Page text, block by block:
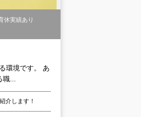
休実績あり
環境です。 あ
職...
介します！